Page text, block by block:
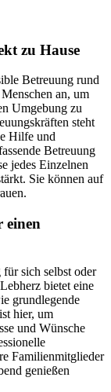
zu Hause
Betreuung rund
an, um
Umgebung zu
steht
Hilfe und
Betreuung
jedes Einzelnen
Sie können auf
einen
sich selbst oder
bietet eine
grundlegende
hier, um
und Wünsche
Familienmitglieder
genießen